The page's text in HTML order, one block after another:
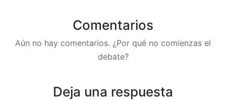
Comentarios
Aún no hay comentarios. ¿Por qué no comienzas el
debate?
Deja una respuesta